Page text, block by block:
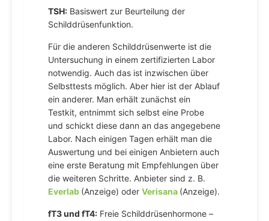
TSH: Basiswert zur Beurteilung der
Schilddrüsenfunktion.
Für die anderen Schilddrüsenwerte ist die
Untersuchung in einem zertifizierten Labor
notwendig. Auch das ist inzwischen über
Selbsttests möglich. Aber hier ist der Ablauf
ein anderer. Man erhält zunächst ein
Testkit, entnimmt sich selbst eine Probe
und schickt diese dann an das angegebene
Labor. Nach einigen Tagen erhält man die
Auswertung und bei einigen Anbietern auch
eine erste Beratung mit Empfehlungen über
die weiteren Schritte. Anbieter sind z. B.
Everlab (Anzeige) oder Verisana (Anzeige).
fT3 und fT4: Freie Schilddrüsenhormone –